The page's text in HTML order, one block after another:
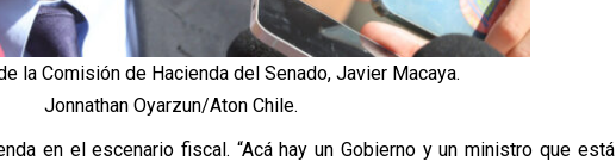
la Comisión de Hacienda del Senado, Javier Macaya.
Jonnathan Oyarzun/Aton Chile.
en el escenario fiscal. “Acá hay un Gobierno y un ministro que está